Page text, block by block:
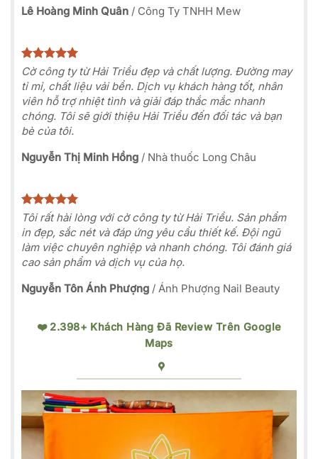
Lê Hoàng Minh Quân / Công Ty TNHH Mew
Cờ công ty từ Hải Triều đẹp và chất lượng. Đường may
tỉ mỉ, chất liệu vải bền. Dịch vụ khách hàng tốt, nhân
viên hỗ trợ nhiệt tình và giải đáp thắc mắc nhanh
chóng. Tôi sẽ giới thiệu Hải Triều đến đối tác và bạn
bè của tôi.
Nguyễn Thị Minh Hồng / Nhà thuốc Long Châu
Tôi rất hài lòng với cờ công ty từ Hải Triều. Sản phẩm
in đẹp, sắc nét và đáp ứng yêu cầu thiết kế. Đội ngũ
làm việc chuyên nghiệp và nhanh chóng. Tôi đánh giá
cao sản phẩm và dịch vụ của họ.
Nguyễn Tôn Ánh Phượng / Ánh Phượng Nail Beauty
❤️ 2.398+ Khách Hàng Đã Review Trên Google
Maps